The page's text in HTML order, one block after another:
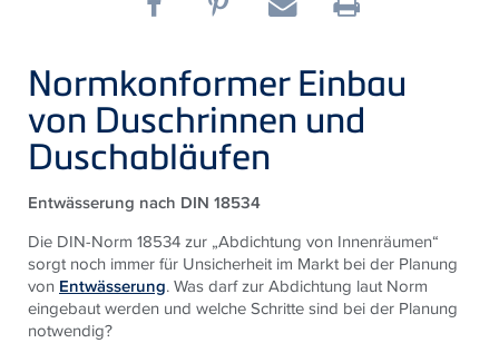
Normkonformer Einbau
von Duschrinnen und
Duschabläufen
Entwässerung nach DIN 18534
Die DIN-Norm 18534 zur „Abdichtung von Innenräumen“
sorgt noch immer für Unsicherheit im Markt bei der Planung
von Entwässerung. Was darf zur Abdichtung laut Norm
eingebaut werden und welche Schritte sind bei der Planung
notwendig?